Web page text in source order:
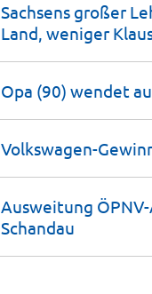
Sachsens großer
Land, weniger
Opa (90) wendet
Volkswagen-
Ausweitung
Schandau